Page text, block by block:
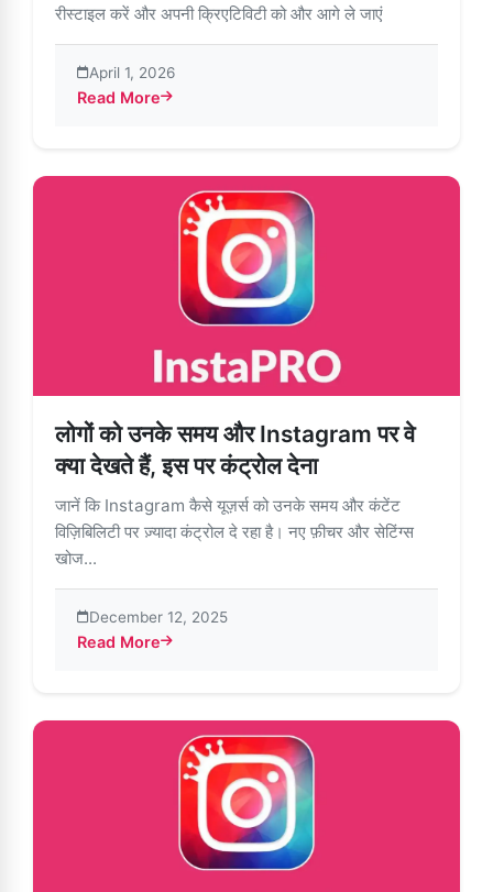
रीस्टाइल करें और अपनी क्रिएटिविटी को और आगे ले जाएं
April 1, 2026
Read More
about Meta AI का इस्तेमाल करके अपनी Instagram Stories को
लोगों को उनके समय और Instagram पर वे
क्या देखते हैं, इस पर कंट्रोल देना
जानें कि Instagram कैसे यूज़र्स को उनके समय और कंटेंट
विज़िबिलिटी पर ज़्यादा कंट्रोल दे रहा है। नए फ़ीचर और सेटिंग्स
खोज...
December 12, 2025
Read More
about लोगों को उनके समय और Instagram पर वे क्या देखते हैं, इस पर